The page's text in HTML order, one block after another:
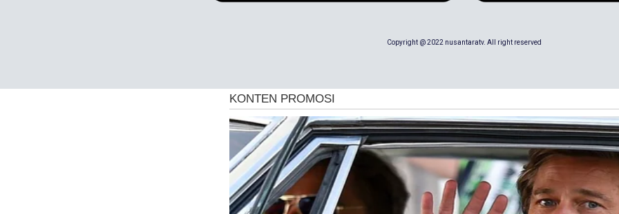
Copyright @ 2022 nusantaratv. All right reserved